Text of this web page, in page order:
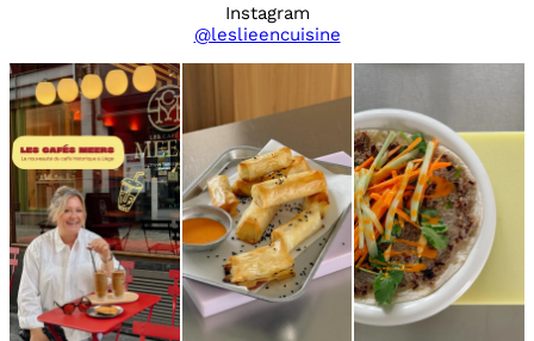
Instagram
@leslieencuisine